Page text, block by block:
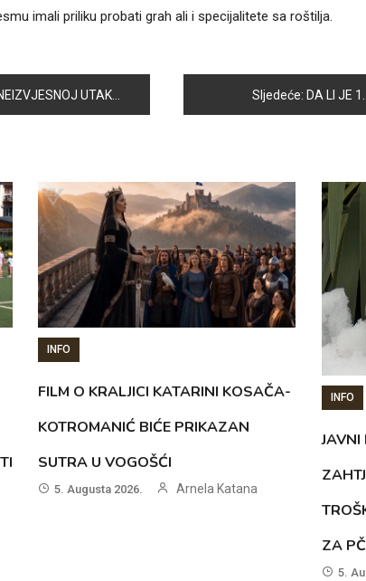
imali priliku probati grah ali i specijalitete sa roštilja.
BOLJI OD BORCA IZ TRAVNIKA Sljedeće: DA LI JE
INFO
FILM O KRALJICI KATARINI KOSAČA-
KOTROMANIĆ BIĆE PRIKAZAN
SUTRA U VOGOŠĆI
5. Augusta 2026. Arnela Katana
INFO
JAVNI
ZA
5.